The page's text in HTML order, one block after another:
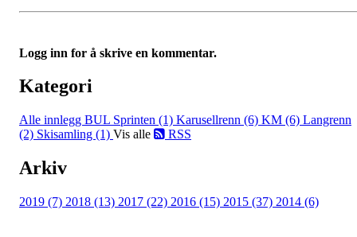
Logg inn for å skrive en kommentar.
Kategori
Alle innlegg BUL Sprinten (1) Karusellrenn (6) KM (6) Langrenn
(2) Skisamling (1) Vis alle RSS
Arkiv
2019 (7) 2018 (13) 2017 (22) 2016 (15) 2015 (37) 2014 (6)